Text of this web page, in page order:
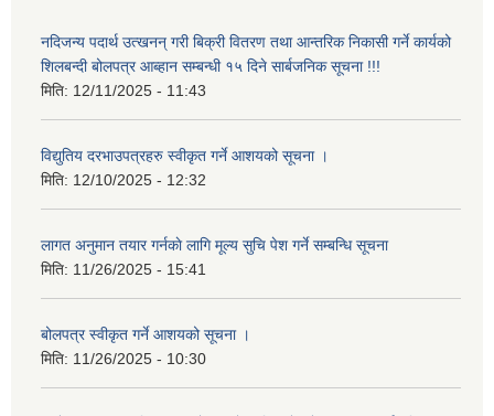
नदिजन्य पदार्थ उत्खनन् गरी बिक्री वितरण तथा आन्तरिक निकासी गर्ने कार्यको
शिलबन्दी बोलपत्र आब्हान सम्बन्धी १५ दिने सार्बजनिक सूचना !!!
मिति: 12/11/2025 - 11:43
विद्युतिय दरभाउपत्रहरु स्वीकृत गर्ने आशयको सूचना ।
मिति: 12/10/2025 - 12:32
लागत अनुमान तयार गर्नकाे लागि मूल्य सुचि पेश गर्ने सम्बन्धि सूचना
मिति: 11/26/2025 - 15:41
बोलपत्र स्वीकृत गर्ने आशयको सूचना ।
मिति: 11/26/2025 - 10:30